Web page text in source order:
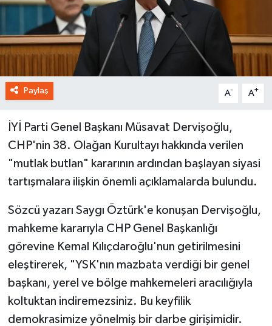
Paylaş A- A+
İYİ Parti Genel Başkanı Müsavat Dervişoğlu,
CHP'nin 38. Olağan Kurultayı hakkında verilen
"mutlak butlan" kararının ardından başlayan siyasi
tartışmalara ilişkin önemli açıklamalarda bulundu.
Sözcü yazarı Saygı Öztürk'e konuşan Dervişoğlu,
mahkeme kararıyla CHP Genel Başkanlığı
görevine Kemal Kılıçdaroğlu'nun getirilmesini
eleştirerek, "YSK'nın mazbata verdiği bir genel
başkanı, yerel ve bölge mahkemeleri aracılığıyla
koltuktan indiremezsiniz. Bu keyfilik
demokrasimize yönelmiş bir darbe girişimidir.